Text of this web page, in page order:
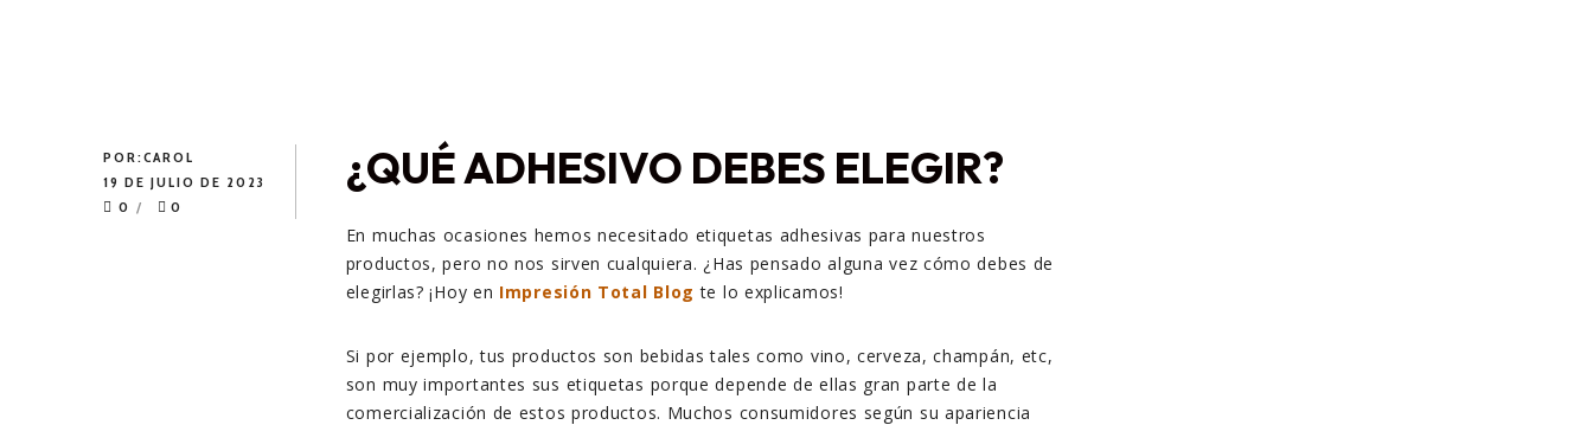
POR:CAROL
19 DE JULIO DE 2023
0
0
¿QUÉ ADHESIVO DEBES ELEGIR?
En muchas ocasiones hemos necesitado etiquetas adhesivas para nuestros
productos, pero no nos sirven cualquiera. ¿Has pensado alguna vez cómo debes de
elegirlas? ¡Hoy en Impresión Total Blog te lo explicamos!
Si por ejemplo, tus productos son bebidas tales como vino, cerveza, champán, etc,
son muy importantes sus etiquetas porque depende de ellas gran parte de la
comercialización de estos productos. Muchos consumidores según su apariencia